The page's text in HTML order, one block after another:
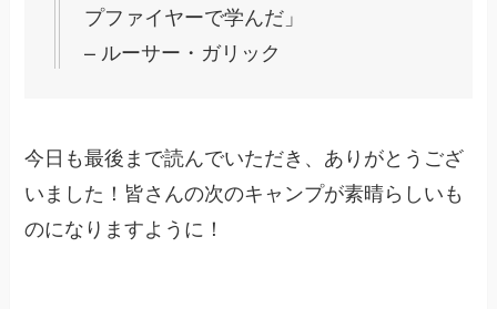
プファイヤーで学んだ」
– ルーサー・ガリック
今日も最後まで読んでいただき、ありがとうござ
いました！皆さんの次のキャンプが素晴らしいも
のになりますように！